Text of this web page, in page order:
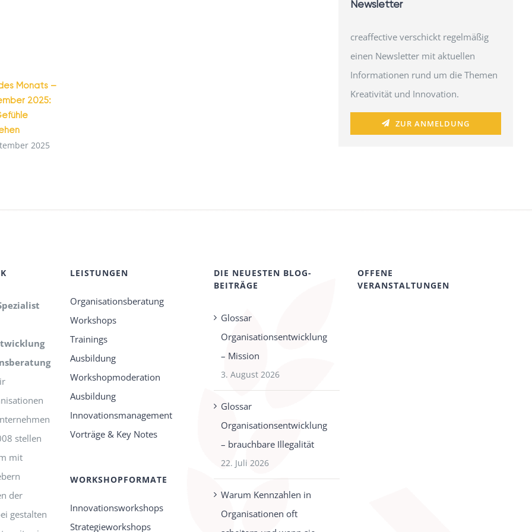
Monats –
2025:
2025
Newsletter
creaffective verschickt regelmäßig
einen Newsletter mit aktuellen
Informationen rund um die Themen
Kreativität und Innovation.
ZUR ANMELDUNG
stellen
mit
der
gestalten
LEISTUNGEN
Organisationsberatung
Workshops
Trainings
Ausbildung
Workshopmoderation
Ausbildung
Innovationsmanagement
Vorträge & Key Notes
WORKSHOPFORMATE
Innovationsworkshops
Strategieworkshops
DIE NEUESTEN BLOG-
BEITRÄGE
Glossar
Organisationsentwicklung
– Mission
3. August 2026
Glossar
Organisationsentwicklung
– brauchbare Illegalität
22. Juli 2026
Warum Kennzahlen in
Organisationen oft
OFFENE
VERANSTALTUNGEN